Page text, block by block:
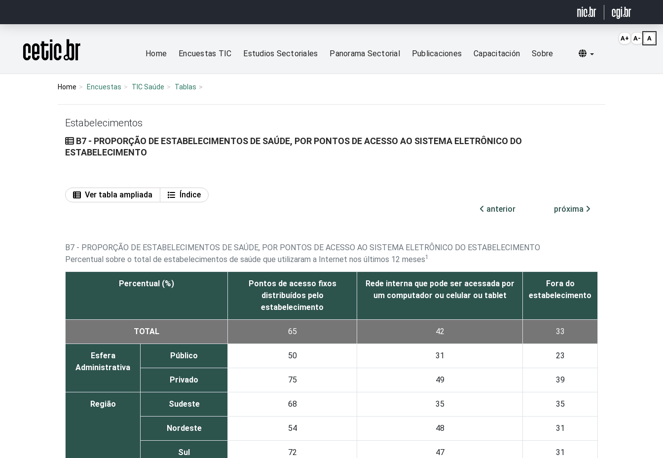
Página inicial
Home Encuestas TIC Estudios Sectoriales Panorama Sectorial Publicaciones Capacitación Sobre Selecionar idioma
Home Encuestas TIC Saúde Tablas
Estabelecimentos
B7 - PROPORÇÃO DE ESTABELECIMENTOS DE SAÚDE, POR PONTOS DE ACESSO AO SISTEMA ELETRÔNICO DO
ESTABELECIMENTO
Ver tabla ampliada
Índice
anterior
próxima
B7 - PROPORÇÃO DE ESTABELECIMENTOS DE SAÚDE, POR PONTOS DE ACESSO AO SISTEMA ELETRÔNICO DO ESTABELECIMENTO
Percentual sobre o total de estabelecimentos de saúde que utilizaram a Internet nos últimos 12 meses1
Percentual (%)
Pontos de acesso fixos
distribuídos pelo
estabelecimento
Rede interna que pode ser acessada por
um computador ou celular ou tablet
Fora do
estabelecimento
TOTAL 65 42 33
Esfera
Administrativa
Público 50 31 23
Privado 75 49 39
Região Sudeste 68 35 35
Nordeste 54 48 31
Sul 72 47 31
A+ A- A